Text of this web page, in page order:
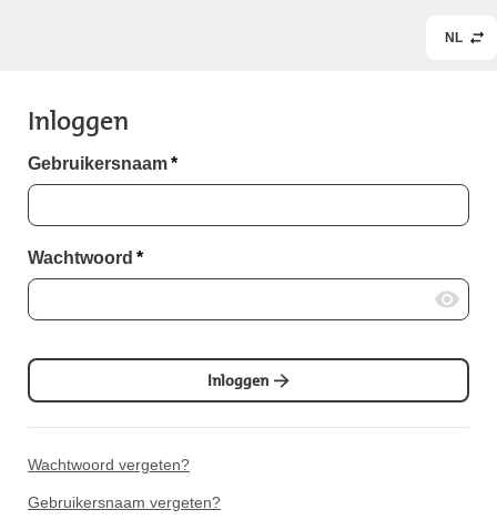
NL
Inloggen
Gebruikersnaam*
Wachtwoord *
Inloggen
Wachtwoord vergeten?
Gebruikersnaam vergeten?